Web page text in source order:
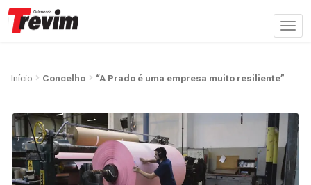
Início Concelho “A Prado é uma empresa muito resiliente”